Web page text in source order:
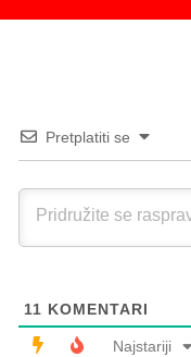
Pretplatiti se
11 KOMENTARI
Najstariji